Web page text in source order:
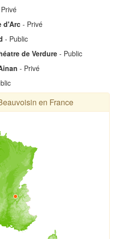
d'Arc - Privé
- Public
de Verdure - Public
- Privé
en France